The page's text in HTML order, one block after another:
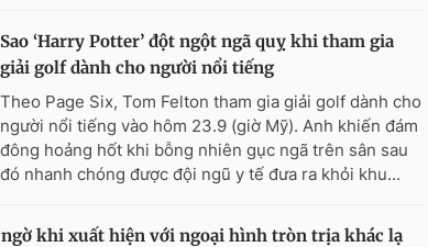
Sao ‘Harry Potter’ đột ngột ngã quỵ khi tham gia
giải golf dành cho người nổi tiếng
Theo Page Six, Tom Felton tham gia giải golf dành cho
người nổi tiếng vào hôm 23.9 (giờ Mỹ). Anh khiến đám
đông hoảng hốt khi bỗng nhiên gục ngã trên sân sau
đó nhanh chóng được đội ngũ y tế đưa ra khỏi khu...
khi xuất hiện với ngoại hình tròn trịa khác lạ